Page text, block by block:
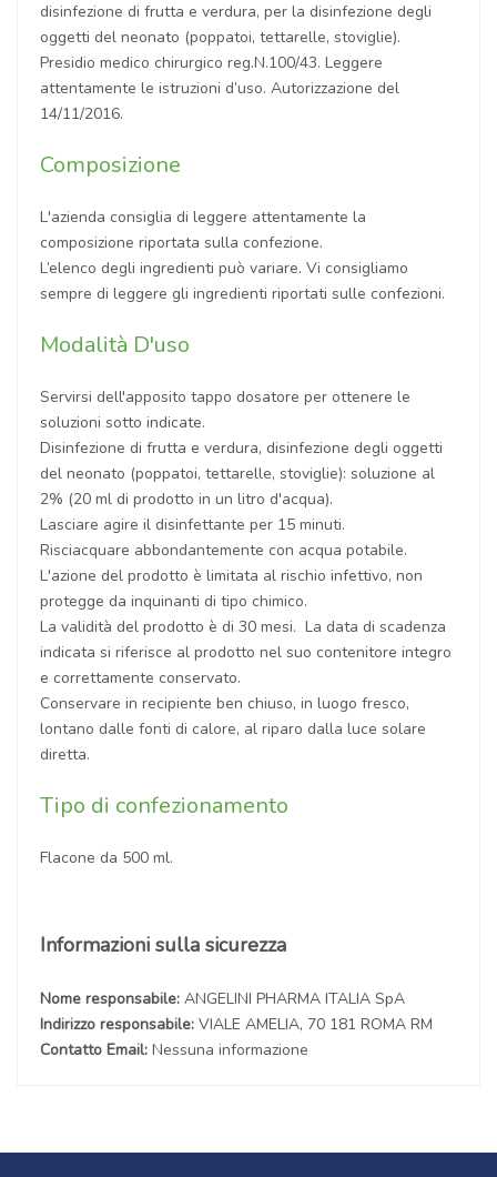
disinfezione di frutta e verdura, per la disinfezione degli
oggetti del neonato (poppatoi, tettarelle, stoviglie).
Presidio medico chirurgico reg.N.100/43. Leggere
attentamente le istruzioni d’uso. Autorizzazione del
14/11/2016.
Composizione
L'azienda consiglia di leggere attentamente la
composizione riportata sulla confezione.
L’elenco degli ingredienti può variare. Vi consigliamo
sempre di leggere gli ingredienti riportati sulle confezioni.
Modalità D'uso
Servirsi dell'apposito tappo dosatore per ottenere le
soluzioni sotto indicate.
Disinfezione di frutta e verdura, disinfezione degli oggetti
del neonato (poppatoi, tettarelle, stoviglie): soluzione al
2% (20 ml di prodotto in un litro d'acqua).
Lasciare agire il disinfettante per 15 minuti.
Risciacquare abbondantemente con acqua potabile.
L'azione del prodotto è limitata al rischio infettivo, non
protegge da inquinanti di tipo chimico.
La validità del prodotto è di 30 mesi. La data di scadenza
indicata si riferisce al prodotto nel suo contenitore integro
e correttamente conservato.
Conservare in recipiente ben chiuso, in luogo fresco,
lontano dalle fonti di calore, al riparo dalla luce solare
diretta.
Tipo di confezionamento
Flacone da 500 ml.
Informazioni sulla sicurezza
Nome responsabile: ANGELINI PHARMA ITALIA SpA
Indirizzo responsabile: VIALE AMELIA, 70 181 ROMA RM
Contatto Email: Nessuna informazione